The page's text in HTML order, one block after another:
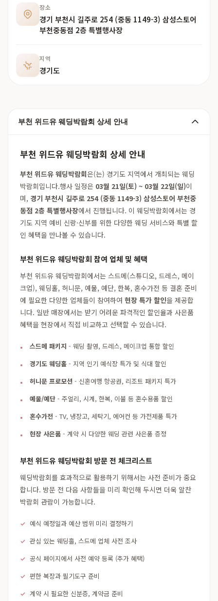
장소
경기 부천시 길주로 254 (중동 1149-3) 삼성스토어
부천중동점 2층 특별행사장
지역
경기도
부천 위드유 웨딩박람회 상세 안내
부천 위드유 웨딩박람회 상세 안내
부천 위드유 웨딩박람회은(는) 경기도 지역에서 개최되는 웨딩
박람회입니다.행사 일정은 03월 21일(토) ~ 03월 22일(일)이
며, 경기 부천시 길주로 254 (중동 1149-3) 삼성스토어 부천중
동점 2층 특별행사장에서 진행됩니다. 이 웨딩박람회에서는 경
기도 지역 예비 신랑·신부를 위한 다양한 웨딩 서비스와 특별 할
인 혜택을 만나볼 수 있습니다.
부천 위드유 웨딩박람회 참여 업체 및 혜택
부천 위드유 웨딩박람회에서는 스드메(스튜디오, 드레스, 메이
크업), 웨딩홀, 허니문, 예물, 예단, 한복, 혼수가전 등 결혼 준비
에 필요한 다양한 업체들이 참여하여 현장 특가 할인을 제공합
니다. 일반 매장에서는 받기 어려운 파격적인 할인율과 사은품
혜택을 현장에서 직접 비교하고 선택할 수 있습니다.
스드메 패키지 - 웨딩 촬영, 드레스, 메이크업 통합 할인
경기도 웨딩홀 - 지역 인기 예식장 특가 및 식대 할인
허니문 프로모션 - 신혼여행 항공권, 리조트 패키지 특가
예물/예단 - 주얼리, 시계, 한복, 이불 등 혼수용품 할인
혼수가전 - TV, 냉장고, 세탁기, 에어컨 등 가전제품 특가
현장 사은품 - 계약 시 다양한 웨딩 관련 사은품 증정
부천 위드유 웨딩박람회 방문 전 체크리스트
웨딩박람회를 효과적으로 활용하기 위해서는 사전 준비가 중요
합니다. 방문 전 다음 사항들을 미리 확인해 두시면 더욱 알찬
박람회 관람이 가능합니다.
예식 예정일과 예산 범위 미리 결정하기
관심 있는 웨딩홀, 스드메 업체 사전 조사
공식 페이지에서 사전 예약 등록 (추가 혜택)
편한 복장과 필기도구 준비
계약 시 필요한 신분증, 계약금 준비